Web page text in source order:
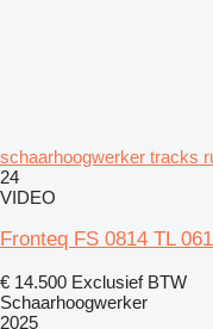
schaarhoogwerker tracks
24
VIDEO
Fronteq FS 0814 TL
€ 14.500 Exclusief BTW
Schaarhoogwerker
2025